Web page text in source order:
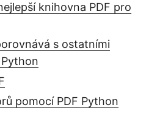
knihovna PDF pro
s ostatními
pomocí PDF Python